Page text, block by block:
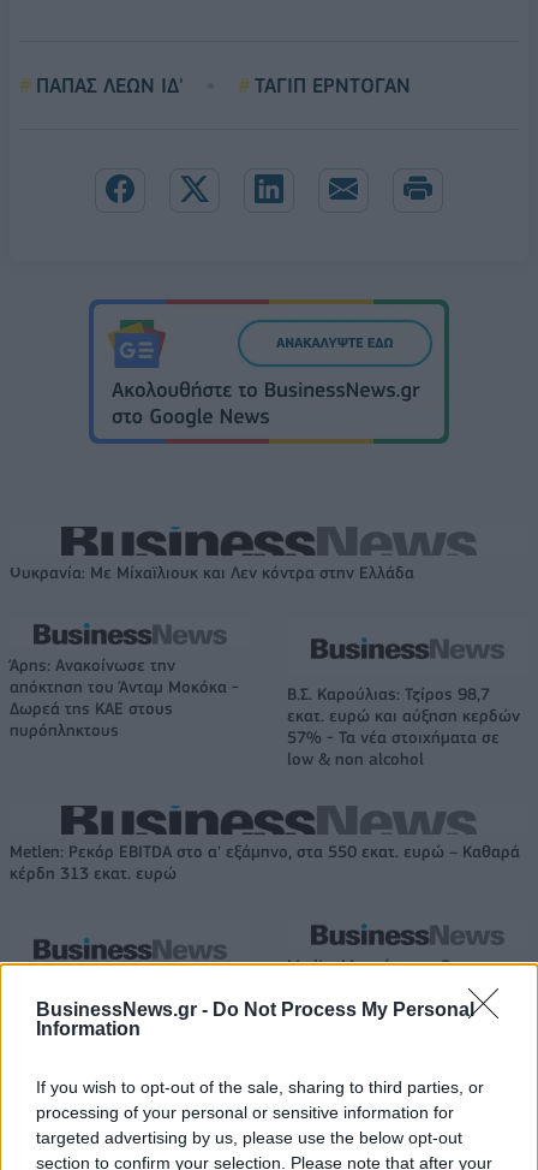
BusinessNews.gr - Do Not Process My Personal
Information
If you wish to opt-out of the sale, sharing to third parties, or
processing of your personal or sensitive information for
targeted advertising by us, please use the below opt-out
section to confirm your selection. Please note that after your
ΠΑΠΑΣ ΛΕΩΝ ΙΔ' ΤΑΓΙΠ ΕΡΝΤΟΓΑΝ
Ουκρανία: Με Μίχαϊλιουκ και Λεν κόντρα στην Ελλάδα
Άρης: Ανακοίνωσε την
απόκτηση του Άνταμ Μοκόκα -
Δωρεά της ΚΑΕ στους
πυρόπληκτους
Β.Σ. Καρούλιας: Τζίρος 98,7
εκατ. ευρώ και αύξηση κερδών
57% - Τα νέα στοιχήματα σε
low & non alcohol
Metlen: Ρεκόρ EBITDA στο α' εξάμηνο, στα 550 εκατ. ευρώ – Καθαρά
κέρδη 313 εκατ. ευρώ
σε 843 μέσα ενημέρωσης-
Ξεκίνησε το πενταετές
Τύπου
Media: Με ενίσχυση 8 εκατ.
ευρώ σε 451 επιχειρήσεις
ξεκίνησε το πρόγραμμα